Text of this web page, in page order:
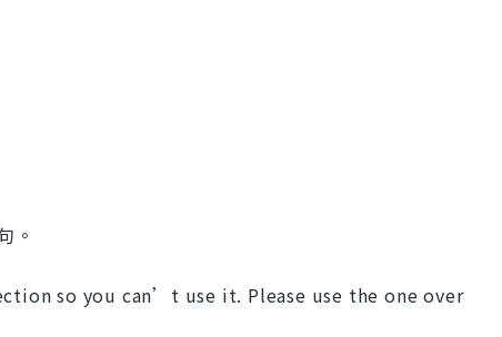
。
so you can’t use it. Please use the one over